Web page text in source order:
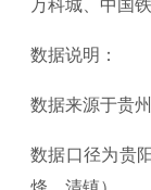
万科城、中国
数据说明：
数据来源于贵
数据口径为贵